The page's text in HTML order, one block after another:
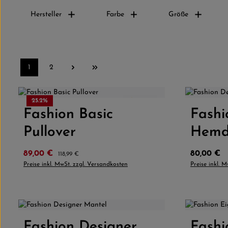
Hersteller Farbe Größe
1 2
25.2%
Produkt Anzahl: Gib den
Fashion Basic
Pullover
Verkaufspreis:
89,00 € Regulärer Preis:
118,99 €
Preise inkl. MwSt. zzgl. Versandkosten
Regulärer
80,00 €
Preise inkl.